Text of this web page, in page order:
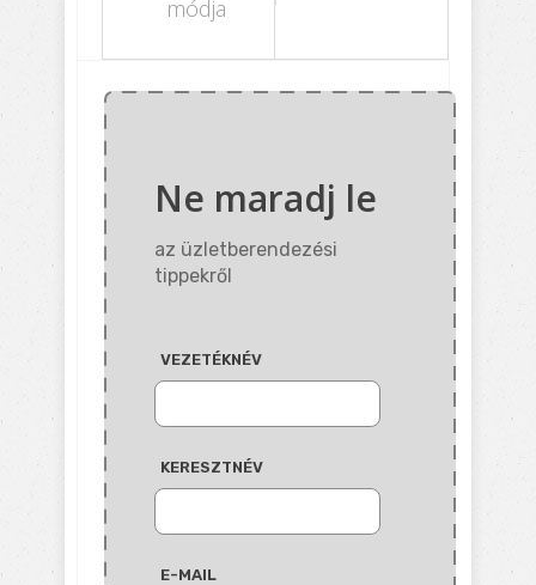
módja
Ne maradj le
az üzletberendezési
tippekről
VEZETÉKNÉV
KERESZTNÉV
E-MAIL